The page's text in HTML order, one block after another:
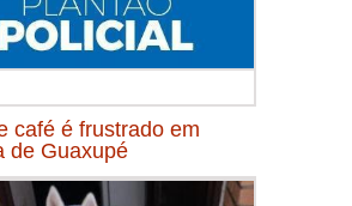
café é frustrado em
de Guaxupé